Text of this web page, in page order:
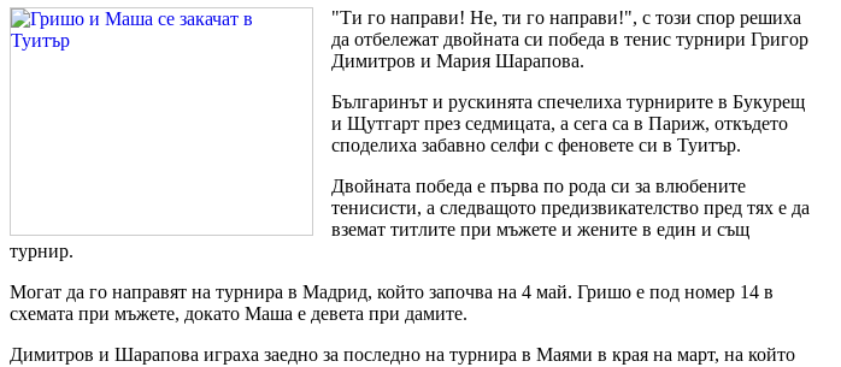
"Ти го направи! Не, ти го направи!", с този спор решиха
да отбележат двойната си победа в тенис турнири Григор
Димитров и Мария Шарапова.
Българинът и рускинята спечелиха турнирите в Букурещ
и Щутгарт през седмицата, а сега са в Париж, откъдето
споделиха забавно селфи с феновете си в Туитър.
Двойната победа е първа по рода си за влюбените
тенисисти, а следващото предизвикателство пред тях е да
вземат титлите при мъжете и жените в един и същ
турнир.
Могат да го направят на турнира в Мадрид, който започва на 4 май. Гришо е под номер 14 в
схемата при мъжете, докато Маша е девета при дамите.
Димитров и Шарапова играха заедно за последно на турнира в Маями в края на март, на който